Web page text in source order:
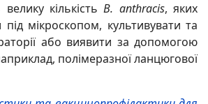
кількістьB. anthracis, яких
мікроскопом, культивувати та
або виявити за допомогою
полімеразної ланцюгової